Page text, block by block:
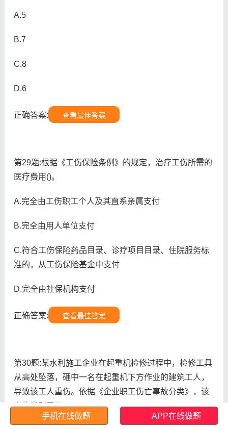
A.5
B.7
C.8
D.6
正确答案: 查看最佳答案
第29题:根据《工伤保险条例》的规定，治疗工伤所需的
医疗费用()。
A.完全由工伤职工个人及其直系亲属支付
B.完全由用人单位支付
C.符合工伤保险药品目录、诊疗项目目录、住院服务标
准的，从工伤保险基金中支付
D.完全由社保机构支付
正确答案: 查看最佳答案
第30题:某水利施工企业在起重机检修过程中，检修工具
从高处坠落，砸中一名在起重机下方作业的建筑工人，
导致该工人重伤。依据《企业职工伤亡事故分类》，该
事故类别属于。
手机在线做题 APP在线做题